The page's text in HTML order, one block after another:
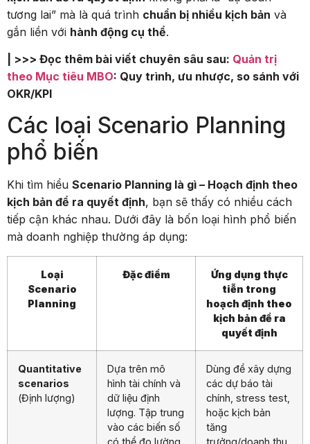
tương lai” mà là quá trình chuẩn bị nhiều kịch bản và
gắn liền với hành động cụ thể
| >>> Đọc thêm bài viết chuyên sâu sau: Quản trị
theo Mục tiêu MBO: Quy trình, ưu nhược, so sánh với
OKR/KPI
Các loại Scenario Planning
phổ biến
Khi tìm hiểu Scenario Planning là gì – Hoạch định theo
kịch bản để ra quyết định , bạn sẽ thấy có nhiều cách
tiếp cận khác nhau. Dưới đây là bốn loại hình phổ biến
mà doanh nghiệp thường áp dụng:
Loại
Scenario
Planning
Đặc điểm
Ứng dụng thực
tiễn trong
hoạch định theo
kịch bản để ra
quyết định
Quantitative
scenarios
(Định lượng)
Dựa trên mô
hình tài chính và
dữ liệu định
lượng. Tập trung
vào các biến số
có thể đo lường.
Dùng để xây dựng
các dự báo tài
chính, stress test,
hoặc kịch bản
tăng
trưởng/doanh thu.